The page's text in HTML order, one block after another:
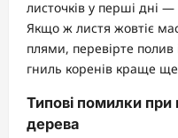
листочків у перші дні
Якщо ж листя жовтіє
плями, перевірте полив
гниль коренів краще
Типові помилки при
дерева